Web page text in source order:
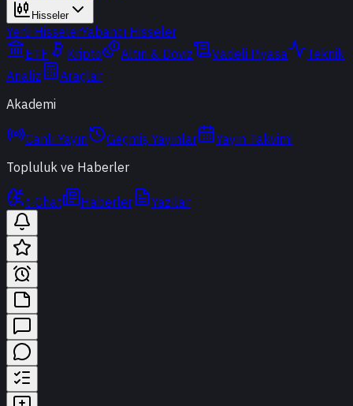
Hisseler
Yerli HisselerYabancı Hisseler
ETF
Kripto Altın & Döviz Vadeli Piyasa
Teknik
Analiz
Araçlar
Akademi
Canlı Yayın Geçmiş Yayınlar
Yayın Takvimi
Topluluk ve Haberler
t-Chat Haberler Yazılar